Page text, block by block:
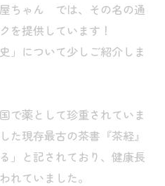
ちゃん では、その名の通
を提供しています！
」について少しご紹介しま
で薬として珍重されていま
た現存最古の茶書『茶経』
」と記されており、健康長
れていました。